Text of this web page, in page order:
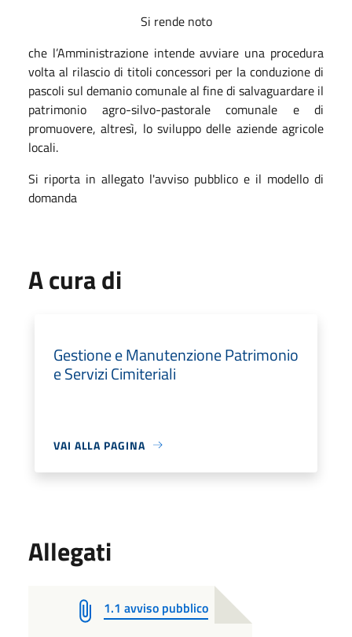
Si rende noto
che l’Amministrazione intende avviare una procedura
volta al rilascio di titoli concessori per la conduzione di
pascoli sul demanio comunale al fine di salvaguardare il
patrimonio agro-silvo-pastorale comunale e di
promuovere, altresì, lo sviluppo delle aziende agricole
locali.
Si riporta in allegato l'avviso pubblico e il modello di
domanda
A cura di
Gestione e Manutenzione Patrimonio
e Servizi Cimiteriali
VAI ALLA PAGINA
Allegati
1.1 avviso pubblico